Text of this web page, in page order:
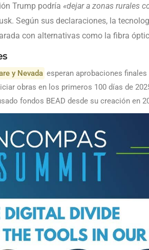
Trump podría «dejar a zonas rurales
Según sus declaraciones, la
con alternativas como la fibra
y Nevada esperan aprobaciones finales
obras en los primeros 100 días de
fondos BEAD desde su creación en